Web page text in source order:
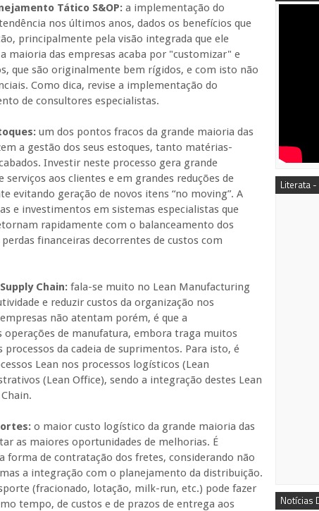
Tático S&OP: a implementação do
nos últimos anos, dados os benefícios que
principalmente pela visão integrada que ele
maioria das empresas acaba por "customizar" e
que são originalmente bem rígidos, e com isto não
Como dica, revise a implementação do
de consultores especialistas.
um dos pontos fracos da grande maioria das
a gestão dos seus estoques, tanto matérias-
Investir neste processo gera grande
aos clientes e em grandes reduções de
evitando geração de novos itens “no moving”. A
e investimentos em sistemas especialistas que
rapidamente com o balanceamento dos
financeiras decorrentes de custos com
Chain: fala-se muito no Lean Manufacturing
e reduzir custos da organização nos
não atentam porém, é que a
operações de manufatura, embora traga muitos
da cadeia de suprimentos. Para isto, é
Lean nos processos logísticos (Lean
(Lean Office), sendo a integração destes Lean
o maior custo logístico da grande maioria das
as maiores oportunidades de melhorias. É
forma de contratação dos fretes, considerando não
a integração com o planejamento da distribuição.
(fracionado, lotação, milk-run, etc.) pode fazer
tempo, de custos e de prazos de entrega aos
Literata
Notícias